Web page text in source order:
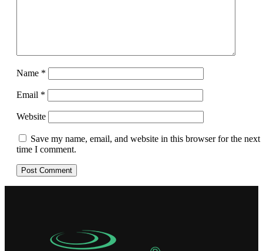
Name *
Email *
Website
Save my name, email, and website in this browser for the next
time I comment.